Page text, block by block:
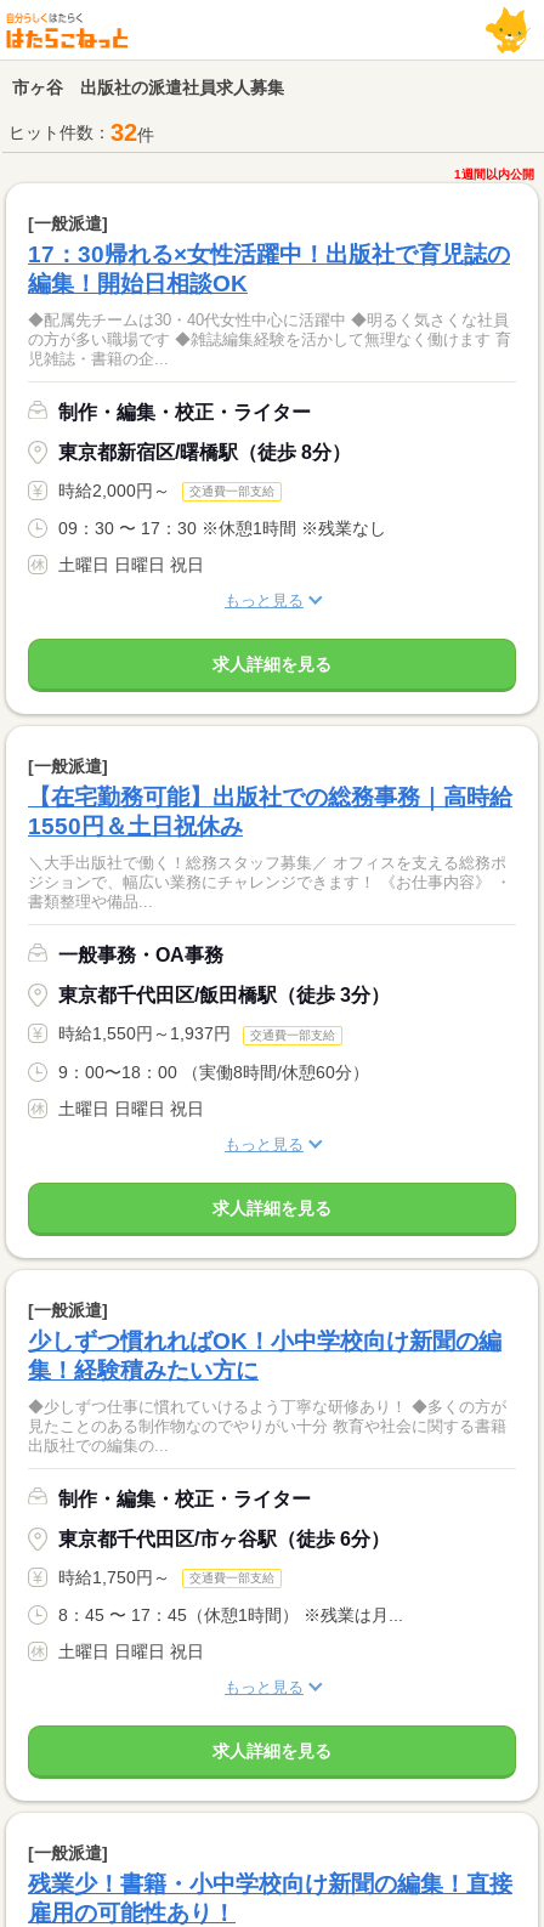
市ヶ谷 出版社の派遣社員求人募集
ヒット件数： 32件
1週間以内公開
[一般派遣]
17：30帰れる×女性活躍中！出版社で育児誌の
編集！開始日相談OK
◆配属先チームは30・40代女性中心に活躍中 ◆明るく気さくな社員
の方が多い職場です ◆雑誌編集経験を活かして無理なく働けます 育
児雑誌・書籍の企...
制作・編集・校正・ライター
東京都新宿区/曙橋駅（徒歩 8分）
時給2,000円～ 交通費一部支給
09：30 〜 17：30 ※休憩1時間 ※残業なし
土曜日 日曜日 祝日
もっと見る
求人詳細を見る
[一般派遣]
【在宅勤務可能】出版社での総務事務｜高時給
1550円＆土日祝休み
＼大手出版社で働く！総務スタッフ募集／ オフィスを支える総務ポ
ジションで、幅広い業務にチャレンジできます！ 《お仕事内容》 ・
書類整理や備品...
一般事務・OA事務
東京都千代田区/飯田橋駅（徒歩 3分）
時給1,550円～1,937円 交通費一部支給
9：00〜18：00 （実働8時間/休憩60分）
土曜日 日曜日 祝日
もっと見る
求人詳細を見る
[一般派遣]
少しずつ慣れればOK！小中学校向け新聞の編
集！経験積みたい方に
◆少しずつ仕事に慣れていけるよう丁寧な研修あり！ ◆多くの方が
見たことのある制作物なのでやりがい十分 教育や社会に関する書籍
出版社での編集の...
制作・編集・校正・ライター
東京都千代田区/市ヶ谷駅（徒歩 6分）
時給1,750円～ 交通費一部支給
8：45 〜 17：45（休憩1時間） ※残業は月...
土曜日 日曜日 祝日
もっと見る
求人詳細を見る
[一般派遣]
残業少！書籍・小中学校向け新聞の編集！直接
雇用の可能性あり！